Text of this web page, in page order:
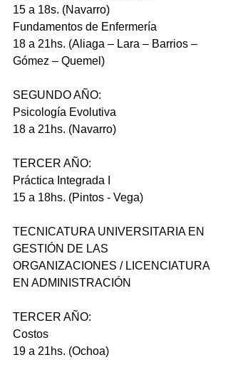
15 a 18s. (Navarro)
Fundamentos de Enfermería
18 a 21hs. (Aliaga – Lara – Barrios –
Gómez – Quemel)
SEGUNDO AÑO:
Psicología Evolutiva
18 a 21hs. (Navarro)
TERCER AÑO:
Práctica Integrada I
15 a 18hs. (Pintos - Vega)
TECNICATURA UNIVERSITARIA EN
GESTIÓN DE LAS
ORGANIZACIONES / LICENCIATURA
EN ADMINISTRACIÓN
TERCER AÑO:
Costos
19 a 21hs. (Ochoa)